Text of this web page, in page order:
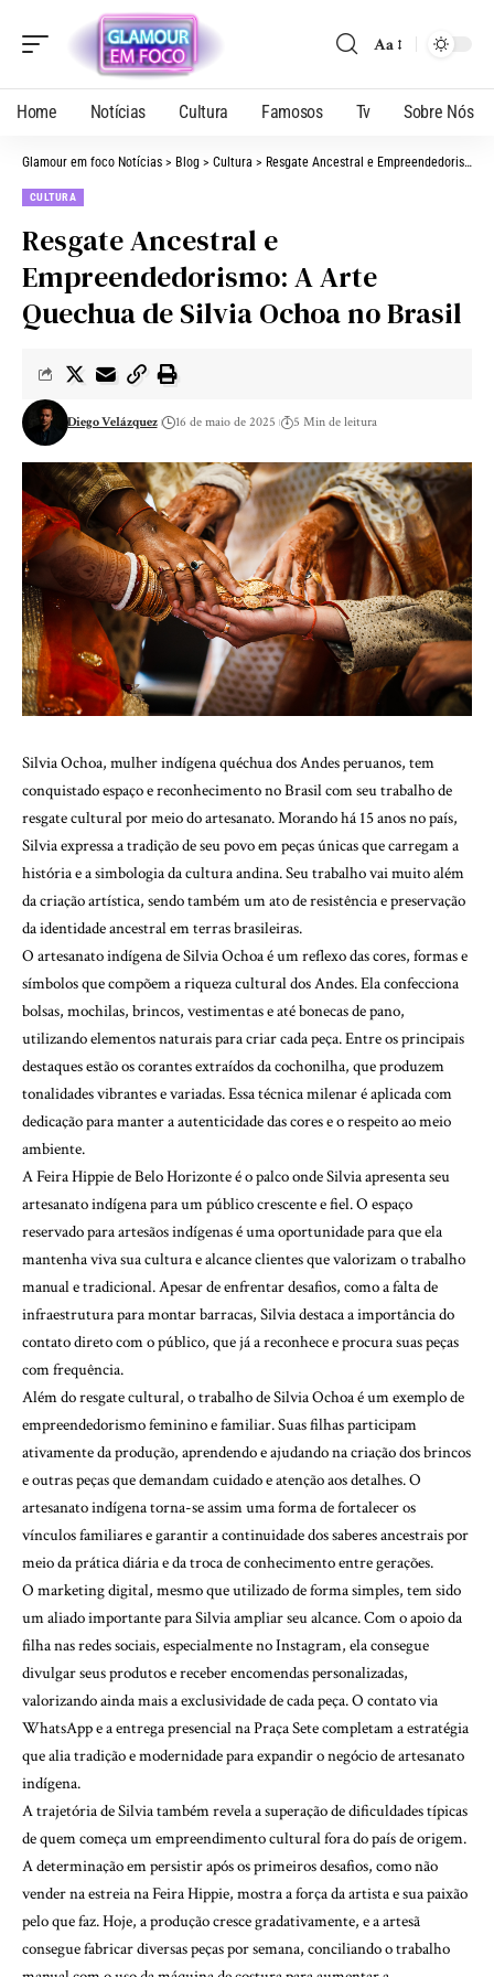
Aa
Home Notícias Cultura Famosos Tv Sobre Nós
Glamour em foco Notícias > Blog > Cultura > Resgate Ancestral e Empreendedorismo: A Arte Quechua de Silvia Ochoa no Brasil
CULTURA
Resgate Ancestral e
Empreendedorismo: A Arte
Quechua de Silvia Ochoa no Brasil
Diego Velázquez 16 de maio de 2025 5 Min de leitura
Silvia Ochoa, mulher indígena quéchua dos Andes peruanos, tem
conquistado espaço e reconhecimento no Brasil com seu trabalho de
resgate cultural por meio do artesanato. Morando há 15 anos no país,
Silvia expressa a tradição de seu povo em peças únicas que carregam a
história e a simbologia da cultura andina. Seu trabalho vai muito além
da criação artística, sendo também um ato de resistência e preservação
da identidade ancestral em terras brasileiras.
O artesanato indígena de Silvia Ochoa é um reflexo das cores, formas e
símbolos que compõem a riqueza cultural dos Andes. Ela confecciona
bolsas, mochilas, brincos, vestimentas e até bonecas de pano,
utilizando elementos naturais para criar cada peça. Entre os principais
destaques estão os corantes extraídos da cochonilha, que produzem
tonalidades vibrantes e variadas. Essa técnica milenar é aplicada com
dedicação para manter a autenticidade das cores e o respeito ao meio
ambiente.
A Feira Hippie de Belo Horizonte é o palco onde Silvia apresenta seu
artesanato indígena para um público crescente e fiel. O espaço
reservado para artesãos indígenas é uma oportunidade para que ela
mantenha viva sua cultura e alcance clientes que valorizam o trabalho
manual e tradicional. Apesar de enfrentar desafios, como a falta de
infraestrutura para montar barracas, Silvia destaca a importância do
contato direto com o público, que já a reconhece e procura suas peças
com frequência.
Além do resgate cultural, o trabalho de Silvia Ochoa é um exemplo de
empreendedorismo feminino e familiar. Suas filhas participam
ativamente da produção, aprendendo e ajudando na criação dos brincos
e outras peças que demandam cuidado e atenção aos detalhes. O
artesanato indígena torna-se assim uma forma de fortalecer os
vínculos familiares e garantir a continuidade dos saberes ancestrais por
meio da prática diária e da troca de conhecimento entre gerações.
O marketing digital, mesmo que utilizado de forma simples, tem sido
um aliado importante para Silvia ampliar seu alcance. Com o apoio da
filha nas redes sociais, especialmente no Instagram, ela consegue
divulgar seus produtos e receber encomendas personalizadas,
valorizando ainda mais a exclusividade de cada peça. O contato via
WhatsApp e a entrega presencial na Praça Sete completam a estratégia
que alia tradição e modernidade para expandir o negócio de artesanato
indígena.
A trajetória de Silvia também revela a superação de dificuldades típicas
de quem começa um empreendimento cultural fora do país de origem.
A determinação em persistir após os primeiros desafios, como não
vender na estreia na Feira Hippie, mostra a força da artista e sua paixão
pelo que faz. Hoje, a produção cresce gradativamente, e a artesã
consegue fabricar diversas peças por semana, conciliando o trabalho